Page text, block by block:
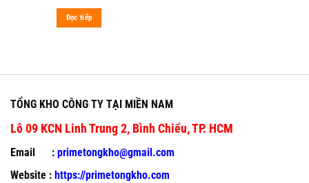
Đọc tiếp
TỔNG KHO CÔNG TY TẠI MIỀN NAM
Lô 09 KCN Linh Trung 2, Bình Chiểu, TP. HCM
Email : primetongkho@gmail.com
Website : https://primetongkho.com